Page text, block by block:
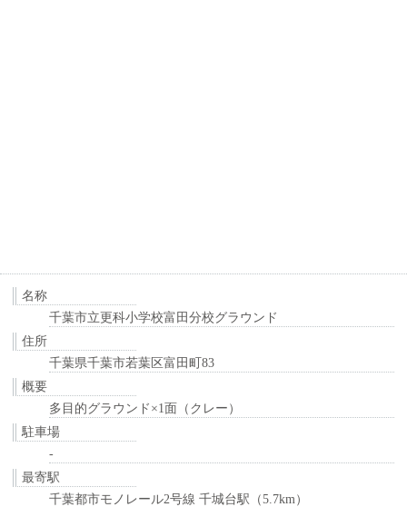
名称
千葉市立更科小学校富田分校グラウンド
住所
千葉県千葉市若葉区富田町83
概要
多目的グラウンド×1面（クレー）
駐車場
-
最寄駅
千葉都市モノレール2号線 千城台駅（5.7km）